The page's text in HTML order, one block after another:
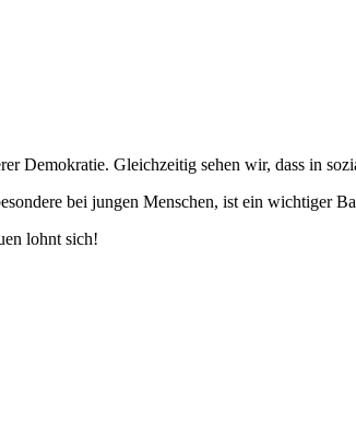
Demokratie. Gleichzeitig sehen wir, dass in
bei jungen Menschen, ist ein wichtiger
lohnt sich!